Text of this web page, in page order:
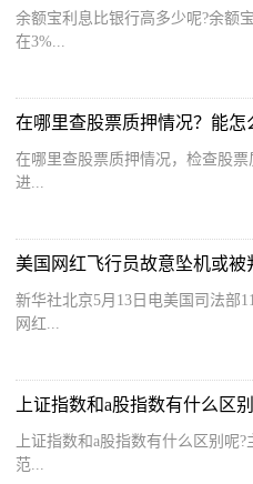
余额宝利息比银行高多少呢?余额
在3%...
在哪里查股票质押情况？能怎
在哪里查股票质押情况，检查股
进...
美国网红飞行员故意坠机或被
新华社北京5月13日电美国司法部
网红...
上证指数和a股指数有什么区别呢
范...